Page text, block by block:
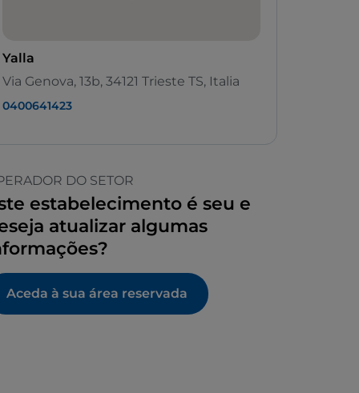
Yalla
Via Genova, 13b, 34121 Trieste TS, Italia
0400641423
DO SETOR
estabelecimento é seu e
atualizar algumas
Aceda à sua área reservada